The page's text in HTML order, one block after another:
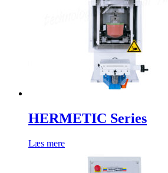
HERMETIC Series
Læs mere